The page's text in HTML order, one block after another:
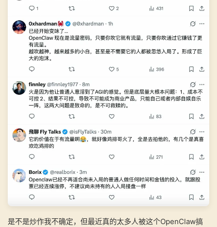
是不是炒作我不确定，但最近真的太多人被这个OpenClaw搞